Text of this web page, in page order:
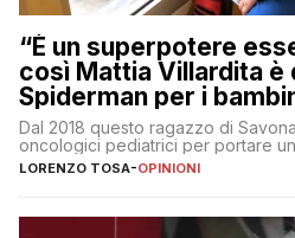
“È un superpotere
così Mattia Villardita è
Spiderman per i
Dal 2018 questo ragazzo di
oncologici pediatrici per portare
LORENZO TOSA-OPINIONI